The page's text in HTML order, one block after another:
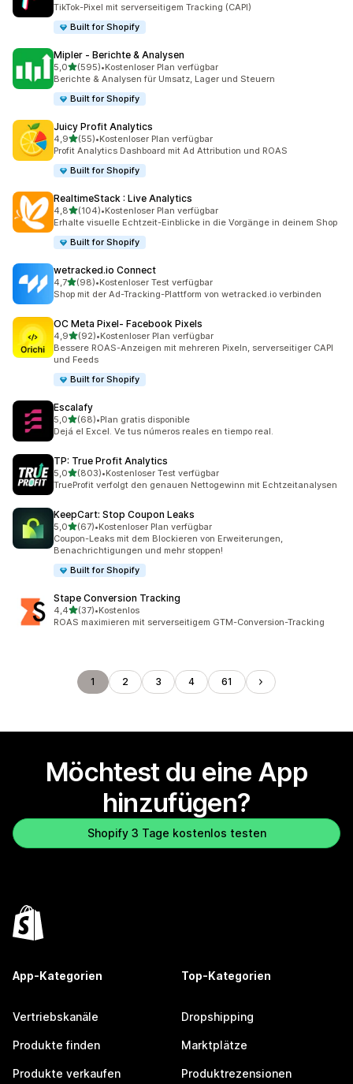
TikTok-Pixel mit serverseitigem Tracking (CAPI)
Built for Shopify
Mipler ‑ Berichte & Analysen
5,0von 5 Sternen
(595)
595 Rezensionen insgesamt
•Kostenloser Plan verfügbar
Berichte & Analysen für Umsatz, Lager und Steuern
Built for Shopify
Juicy Profit Analytics
4,9von 5 Sternen
(55)
55 Rezensionen insgesamt
•Kostenloser Plan verfügbar
Profit Analytics Dashboard mit Ad Attribution und ROAS
Built for Shopify
RealtimeStack : Live Analytics
4,8von 5 Sternen
(104)
104 Rezensionen insgesamt
•Kostenloser Plan verfügbar
Erhalte visuelle Echtzeit-Einblicke in die Vorgänge in deinem Shop
Built for Shopify
wetracked.io Connect
4,7von 5 Sternen
(98)
98 Rezensionen insgesamt
•Kostenloser Test verfügbar
Shop mit der Ad-Tracking-Plattform von wetracked.io verbinden
OC Meta Pixel‑ Facebook Pixels
4,9von 5 Sternen
(92)
92 Rezensionen insgesamt
•Kostenloser Plan verfügbar
Bessere ROAS-Anzeigen mit mehreren Pixeln, serverseitiger CAPI
und Feeds
Built for Shopify
Escalafy
5,0von 5 Sternen
(68)
68 Rezensionen insgesamt
•Plan gratis disponible
Dejá el Excel. Ve tus números reales en tiempo real.
TP: True Profit Analytics
5,0von 5 Sternen
(803)
803 Rezensionen insgesamt
•Kostenloser Test verfügbar
TrueProfit verfolgt den genauen Nettogewinn mit Echtzeitanalysen
KeepCart: Stop Coupon Leaks
5,0von 5 Sternen
(67)
67 Rezensionen insgesamt
•Kostenloser Plan verfügbar
Coupon-Leaks mit dem Blockieren von Erweiterungen,
Benachrichtigungen und mehr stoppen!
Built for Shopify
Stape Conversion Tracking
4,4von 5 Sternen
(37)
37 Rezensionen insgesamt
•Kostenlos
ROAS maximieren mit serverseitigem GTM-Conversion-Tracking
1 2 3 4 61
Möchtest du eine App
hinzufügen?
Shopify 3 Tage kostenlos testen
App-Kategorien
Vertriebskanäle
Produkte finden
Produkte verkaufen
Top-Kategorien
Dropshipping
Marktplätze
Produktrezensionen